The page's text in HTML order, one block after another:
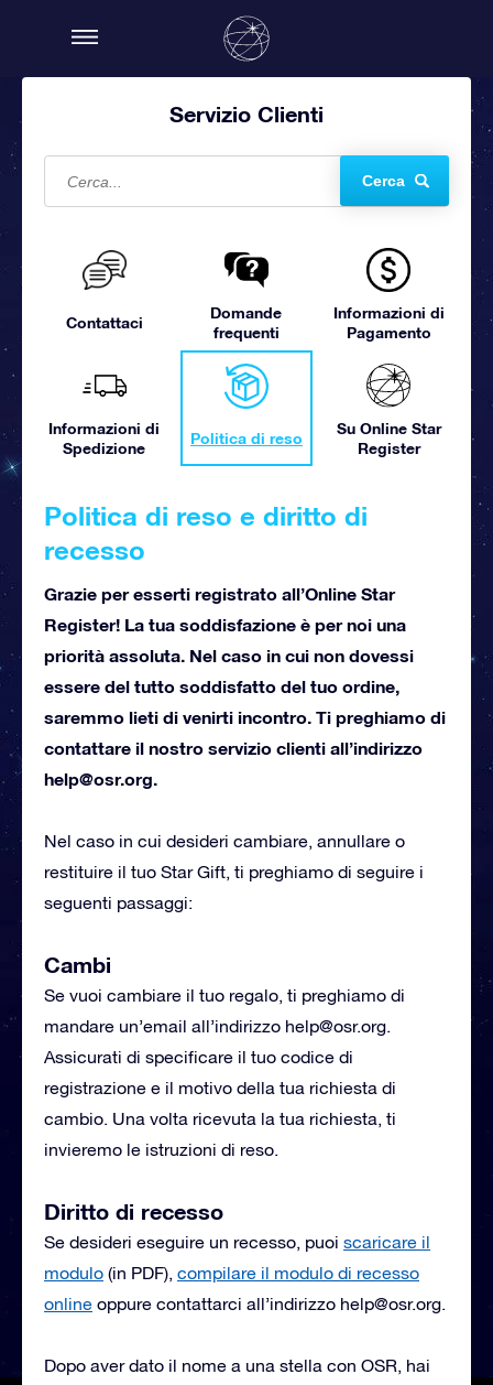
Servizio Clienti
Cerca
Contattaci
Domande
frequenti
Informazioni di
Pagamento
Informazioni di
Spedizione
Politica di reso
Su Online Star
Register
Politica di reso e diritto di
recesso
Grazie per esserti registrato all’Online Star
Register! La tua soddisfazione è per noi una
priorità assoluta. Nel caso in cui non dovessi
essere del tutto soddisfatto del tuo ordine,
saremmo lieti di venirti incontro. Ti preghiamo di
contattare il nostro servizio clienti all’indirizzo
help@osr.org.
Nel caso in cui desideri cambiare, annullare o
restituire il tuo Star Gift, ti preghiamo di seguire i
seguenti passaggi:
Cambi
Se vuoi cambiare il tuo regalo, ti preghiamo di
mandare un’email all’indirizzo help@osr.org.
Assicurati di specificare il tuo codice di
registrazione e il motivo della tua richiesta di
cambio. Una volta ricevuta la tua richiesta, ti
invieremo le istruzioni di reso.
Diritto di recesso
Se desideri eseguire un recesso, puoi scaricare il
modulo (in PDF), compilare il modulo di recesso
online oppure contattarci all’indirizzo help@osr.org.
Dopo aver dato il nome a una stella con OSR, hai